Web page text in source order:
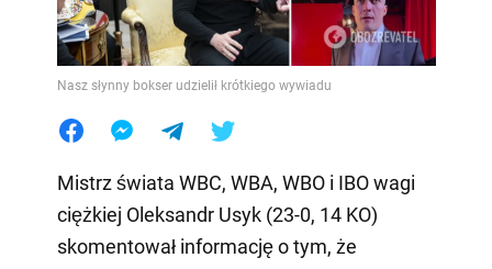
Nasz słynny bokser udzielił krótkiego wywiadu
Mistrz świata WBC, WBA, WBO i IBO wagi
ciężkiej Oleksandr Usyk (23-0, 14 KO)
skomentował informację o tym, że